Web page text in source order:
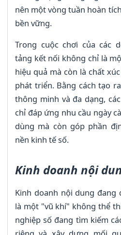
nên một vòng tuần hoàn
bền vững.
Trong cuộc chơi của các
tảng kết nối không chỉ là
hiệu quả mà còn là chất
phát triển. Bằng cách tạo
thông minh và đa dạng,
chỉ đáp ứng nhu cầu ngày
dùng mà còn góp phần
nền kinh tế số.
Kinh doanh nội
Kinh doanh nội dung đang
là một "vũ khí" không thể
nghiệp số đang tìm kiếm